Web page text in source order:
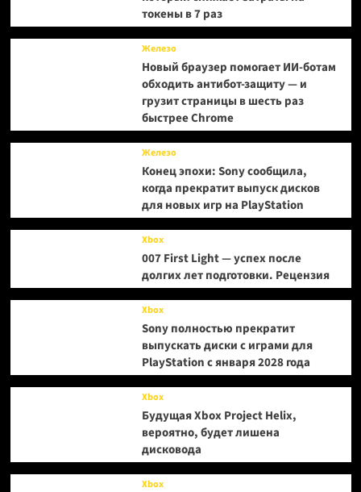
токены в 7 раз
Железо
Новый браузер помогает ИИ-ботам
обходить антибот-защиту — и
грузит страницы в шесть раз
быстрее Chrome
Железо
Конец эпохи: Sony сообщила,
когда прекратит выпуск дисков
для новых игр на PlayStation
Xbox
007 First Light — успех после
долгих лет подготовки. Рецензия
Xbox
Sony полностью прекратит
выпускать диски с играми для
PlayStation с января 2028 года
Xbox
Будущая Xbox Project Helix,
вероятно, будет лишена
дисковода
Xbox